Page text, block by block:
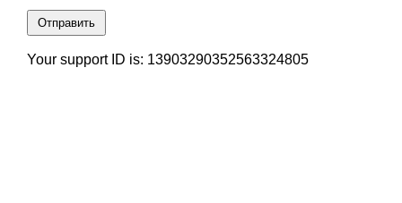
Отправить
Your support ID is: 13903290352563324805